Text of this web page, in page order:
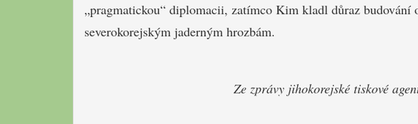
„pragmatickou“ diplomacii, zatímco Kim kladl důraz
severokorejským jaderným hrozbám.
Ze zprávy jihokorejské tiskové